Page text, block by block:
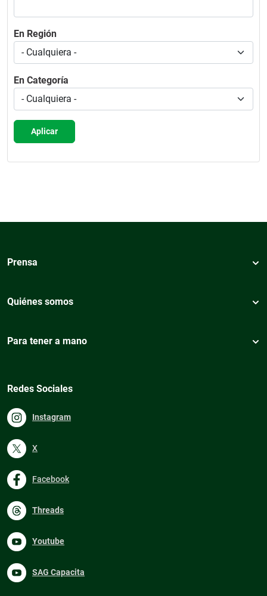
En Región
En Categoría
Aplicar
Prensa
Quiénes somos
Para tener a mano
Redes Sociales
Instagram
X
Facebook
Threads
Youtube
SAG Capacita